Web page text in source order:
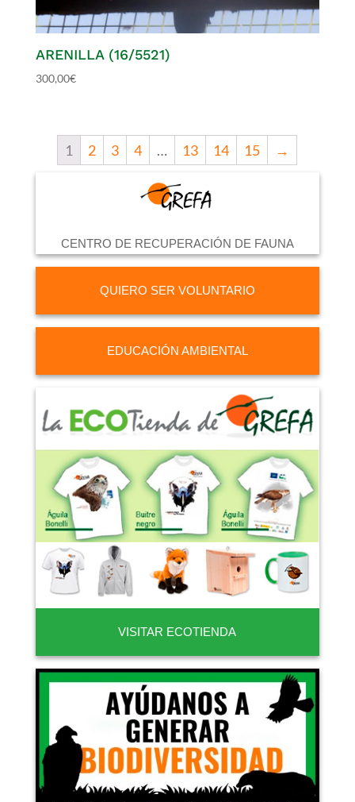
ARENILLA (16/5521)
300,00€
1 2 3 4 … 13 14 15 →
CENTRO DE RECUPERACIÓN DE FAUNA
QUIERO SER VOLUNTARIO
EDUCACIÓN AMBIENTAL
VISITAR ECOTIENDA